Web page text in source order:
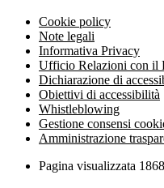
Cookie policy
Note legali
Informativa Privacy
Ufficio Relazioni con il
Dichiarazione di
Obiettivi di accessibilità
Whistleblowing
Gestione consensi
Amministrazione
Pagina visualizzata